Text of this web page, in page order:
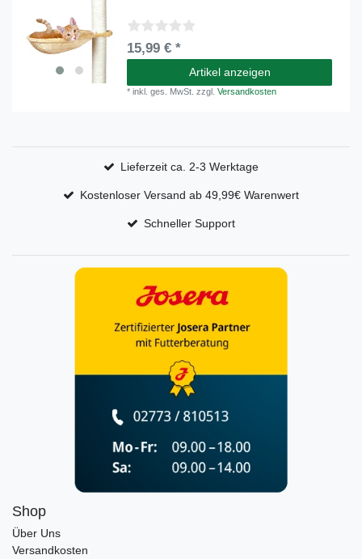
15,99 € *
Artikel anzeigen
*inkl. ges. MwSt. zzgl.Versandkosten
Lieferzeit ca. 2-3 Werktage
Kostenloser Versand ab 49,99€ Warenwert
Schneller Support
Shop
Über Uns
Versandkosten